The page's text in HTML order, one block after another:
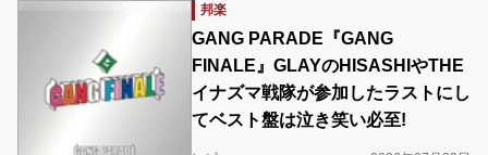
邦楽
GANG PARADE『GANG
FINALE』GLAYのHISASHIやTHE
イナズマ戦隊が参加したラストにし
てベスト盤は泣き笑い必至!